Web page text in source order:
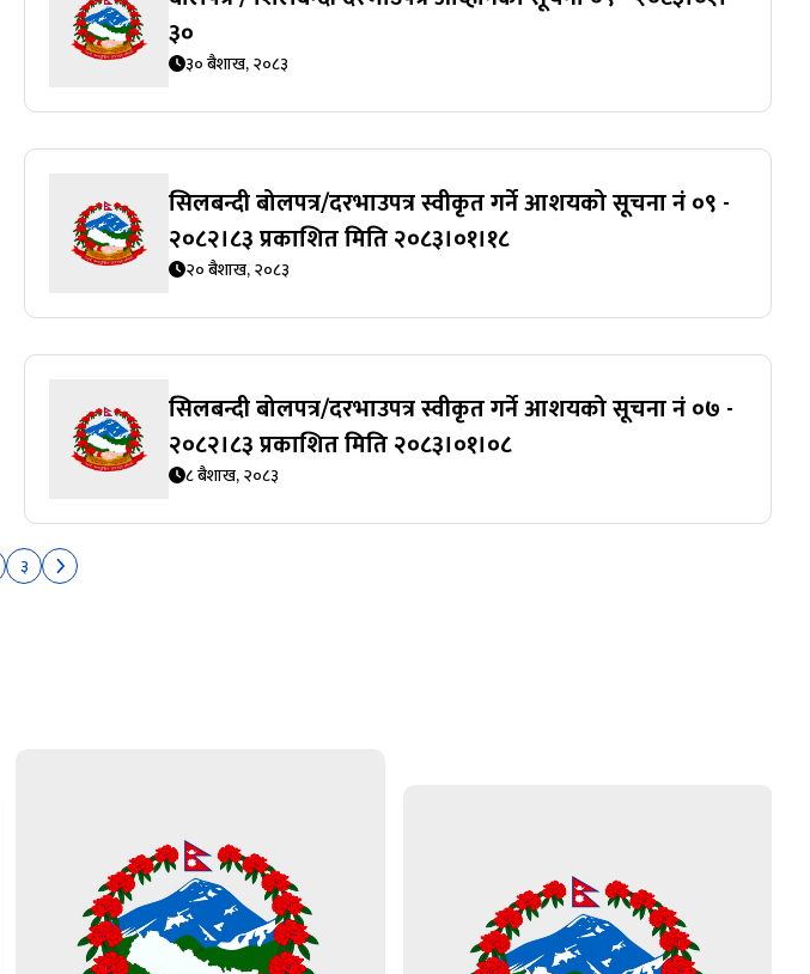
३०
३० बैशाख, २०८३
सिलबन्दी बोलपत्र/दरभाउपत्र स्वीकृत गर्ने आशयको सूचना नं ०९ -
२०८२।८३ प्रकाशित मिति २०८३।०१।१८
२० बैशाख, २०८३
सिलबन्दी बोलपत्र/दरभाउपत्र स्वीकृत गर्ने आशयको सूचना नं ०७ -
२०८२।८३ प्रकाशित मिति २०८३।०१।०८
८ बैशाख, २०८३
३